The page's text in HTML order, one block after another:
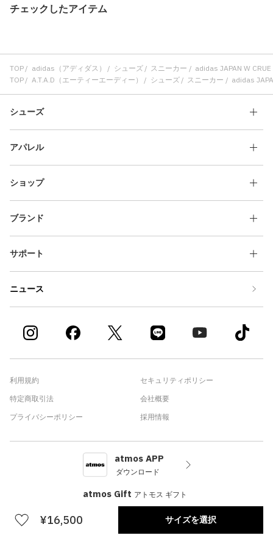
¥16,500 サイズを選択
チェックしたアイテム
TOP adidas（アディダス） シューズ スニーカー
adidas JAPAN W
TOP
A.T.A.D（エーティーエーディー） シューズ スニーカー adidas
シューズ
アパレル
ショップ
ブランド
サポート
ニュース
利用規約
特定商取引法
プライバシーポリシー
セキュリティポリシー
会社概要
採用情報
atmos APP
ダウンロード
atmos Gift アトモス ギフト